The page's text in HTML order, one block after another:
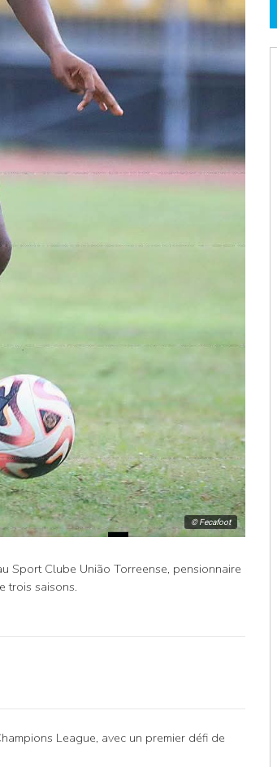
© Fecafoot
Sport Clube União Torreense, pensionnaire
trois saisons.
League, avec un premier défi de